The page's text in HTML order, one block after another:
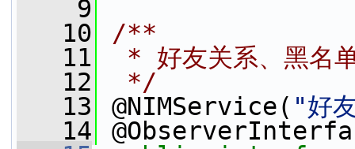
    9
   10
/**
   11
* 好友关系、黑名
   12
*/
   13
@NIMService( "好
   14